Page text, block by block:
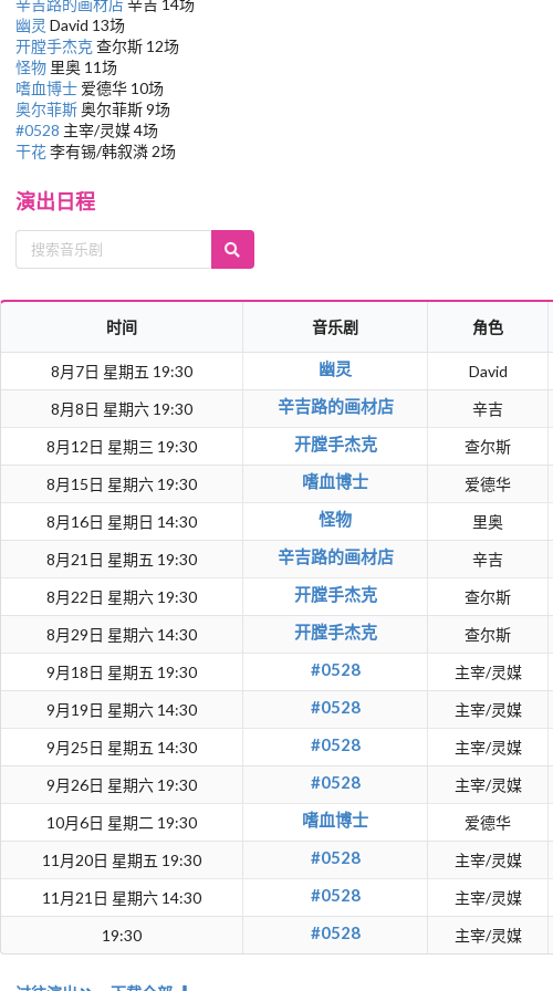
幽灵 David 13场
开膛手杰克 查尔斯 12场
怪物 里奥 11场
嗜血博士 爱德华 10场
奥尔菲斯奥尔菲斯 9场
#0528 主宰/灵媒 4场
干花李有锡/韩叙潾 2场
演出日程
时间 音乐剧 角色
8月7日 星期五 19:30 幽灵 David
8月8日 星期六 19:30
辛吉路的画材店 辛吉
8月12日 星期三 19:30
开膛手杰克 查尔斯
8月15日 星期六 19:30
嗜血博士 爱德华
8月16日 星期日 14:30
怪物 里奥
8月21日 星期五 19:30
辛吉路的画材店 辛吉
8月22日 星期六 19:30
开膛手杰克 查尔斯
8月29日 星期六 14:30
开膛手杰克 查尔斯
9月18日 星期五 19:30
#0528 主宰/灵媒
9月19日 星期六 14:30
#0528 主宰/灵媒
9月25日 星期五 14:30
#0528 主宰/灵媒
9月26日 星期六 19:30
#0528 主宰/灵媒
10月6日 星期二 19:30
嗜血博士 爱德华
11月20日 星期五 19:30
#0528 主宰/灵媒
11月21日 星期六 14:30
#0528 主宰/灵媒
19:30
#0528 主宰/灵媒